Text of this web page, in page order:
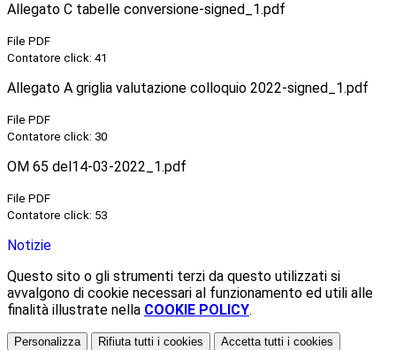
Allegato C tabelle conversione-signed_1.pdf
File PDF
Contatore click: 41
Allegato A griglia valutazione colloquio 2022-signed_1.pdf
File PDF
Contatore click: 30
OM 65 del14-03-2022_1.pdf
File PDF
Contatore click: 53
Notizie
Questo sito o gli strumenti terzi da questo utilizzati si
avvalgono di cookie necessari al funzionamento ed utili alle
finalità illustrate nella COOKIE POLICY.
Personalizza Rifiuta tutti i cookies Accetta tutti i cookies